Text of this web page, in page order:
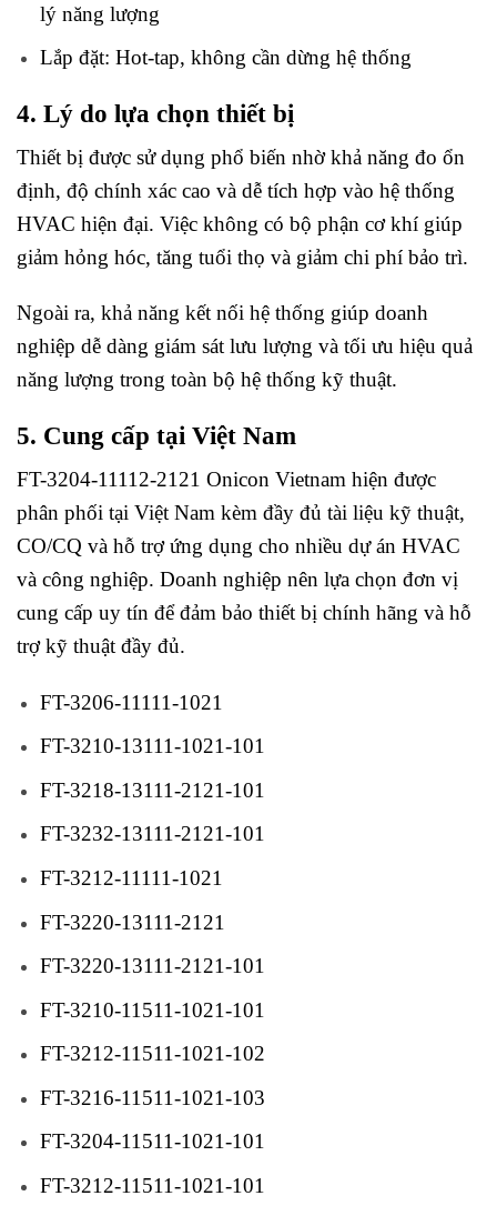
lý năng lượng
Lắp đặt: Hot-tap, không cần dừng hệ thống
4. Lý do lựa chọn thiết bị
Thiết bị được sửdụng phổ biến nhờ khả năng đo ổn
định, độ chính xác cao và dễ tích hợp vào hệ thống
HVAC hiện đại. Việc không có bộ phận cơ khí giúp
giảm hỏng hóc, tăng tuổi thọ và giảm chi phí bảo trì.
Ngoài ra, khả năng kết nối hệ thống giúp doanh
nghiệp dễ dàng giám sát lưu lượng và tối ưu hiệu quả
năng lượng trong toàn bộ hệ thống kỹ thuật.
5. Cung cấp tại Việt Nam
FT-3204-11112-2121 Onicon Vietnam hiện được
phân phối tại Việt Nam kèm đầy đủ tài liệu kỹ thuật,
CO/CQ và hỗ trợ ứng dụng cho nhiều dự án HVAC
và công nghiệp. Doanh nghiệp nên lựa chọn đơn vị
cung cấp uy tín để đảm bảo thiết bị chính hãng và hỗ
trợ kỹ thuật đầy đủ.
FT-3206-11111-1021
FT-3210-13111-1021-101
FT-3218-13111-2121-101
FT-3232-13111-2121-101
FT-3212-11111-1021
FT-3220-13111-2121
FT-3220-13111-2121-101
FT-3210-11511-1021-101
FT-3212-11511-1021-102
FT-3216-11511-1021-103
FT-3204-11511-1021-101
FT-3212-11511-1021-101